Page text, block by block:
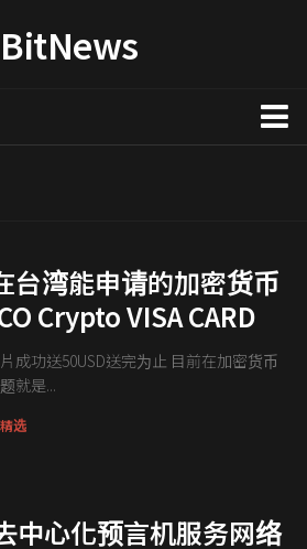
台湾能申请的加密货币
Crypto VISA CARD
成功送50USD送完为止 目前在加密货币
就是...
精选
中心化预言机服务网络